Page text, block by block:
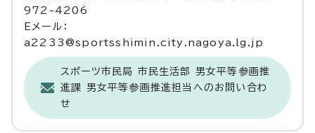
972-4206
Eメール：
a2233@sportsshimin.city.nagoya.lg.jp
スポーツ市民局 市民生活部 男女平等参画推
進課 男女平等参画推進担当へのお問い合わ
せ